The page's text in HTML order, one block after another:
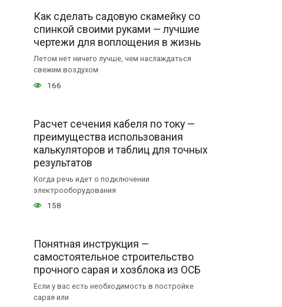
Как сделать садовую скамейку со
спинкой своими руками — лучшие
чертежи для воплощения в жизнь
Летом нет ничего лучше, чем наслаждаться
свежим воздухом
166
Расчет сечения кабеля по току —
преимущества использования
калькуляторов и таблиц для точных
результатов
Когда речь идет о подключении
электрооборудования
158
Понятная инструкция —
самостоятельное строительство
прочного сарая и хозблока из ОСБ
Если у вас есть необходимость в постройке
сарая или